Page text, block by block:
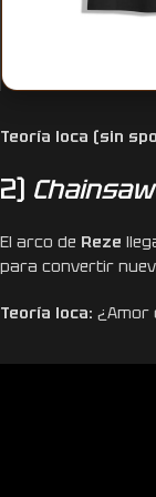
Teoría loca (sin
2)
El arco de Reze
para convertir
Teoría loca: ¿Amor